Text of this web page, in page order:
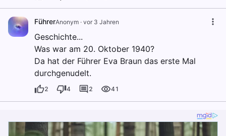
FührerAnonym · vor 3 Jahren
Geschichte...
Was war am 20. Oktober 1940?
Da hat der Führer Eva Braun das erste Mal
durchgenudelt.
2 4 2 41